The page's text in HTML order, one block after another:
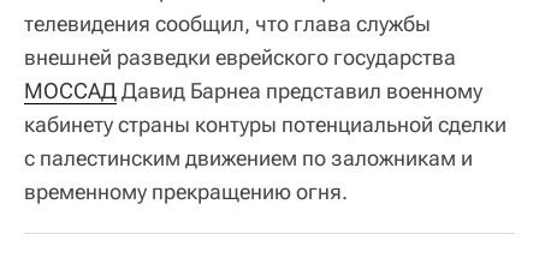
телевидения сообщил, что глава службы
внешней разведки еврейского государства
МОССАДДавид Барнеа представил военному
кабинету страны контуры потенциальной сделки
с палестинским движением по заложникам и
временному прекращению огня.